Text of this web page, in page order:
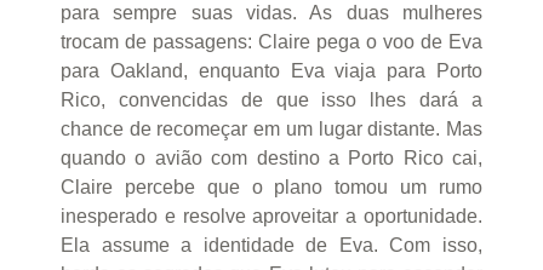
para sempre suas vidas. As duas mulheres
trocam de passagens: Claire pega o voo de Eva
para Oakland, enquanto Eva viaja para Porto
Rico, convencidas de que isso lhes dará a
chance de recomeçar em um lugar distante. Mas
quando o avião com destino a Porto Rico cai,
Claire percebe que o plano tomou um rumo
inesperado e resolve aproveitar a oportunidade.
Ela assume a identidade de Eva. Com isso,